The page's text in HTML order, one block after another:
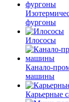
фургоны
Илососы
Канало-
машины
Карьерные